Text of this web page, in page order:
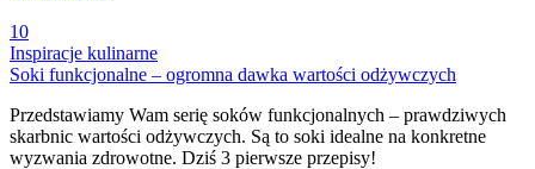
10
Inspiracje kulinarne
Soki funkcjonalne – ogromna dawka wartości odżywczych
Przedstawiamy Wam serię soków funkcjonalnych – prawdziwych
skarbnic wartości odżywczych. Są to soki idealne na konkretne
wyzwania zdrowotne. Dziś 3 pierwsze przepisy!